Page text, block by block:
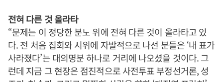
전혀 다른 것 올라타
“문제는 이 정당한 분노 위에 전혀 다른 것이 올라타고 있
다. 전 처음 집회와 시위에 자발적으로 나선 분들은 ‘내 표가
사라졌다’는 대의명분 하나로 거리에 나오셨을 것이다. 그
런데 지금 그 현장은 점진적으로 사전투표 부정선거론, 성